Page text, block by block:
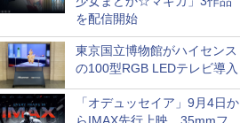
を配信開始
東京国立博物館がハイセンス
の100型RGB LEDテレビ導入
「オデュッセイア」9月4日か